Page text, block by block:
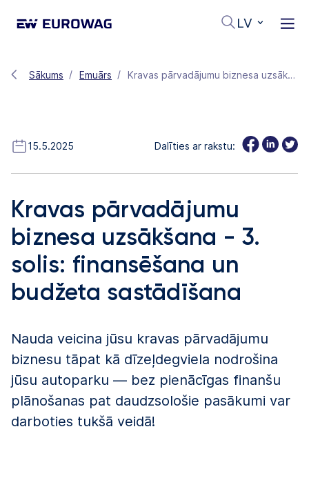
LV
Sākums Emuārs Kravas pārvadājumu biznesa uzsākšana - 3. solis: finansēšana un budžeta sastādīšana
15.5.2025 Dalīties ar rakstu:
Kravas pārvadājumu
biznesa uzsākšana - 3.
solis: finansēšana un
budžeta sastādīšana
Nauda veicina jūsu kravas pārvadājumu
biznesu tāpat kā dīzeļdegviela nodrošina
jūsu autoparku — bez pienācīgas finanšu
plānošanas pat daudzsološie pasākumi var
darboties tukšā veidā!